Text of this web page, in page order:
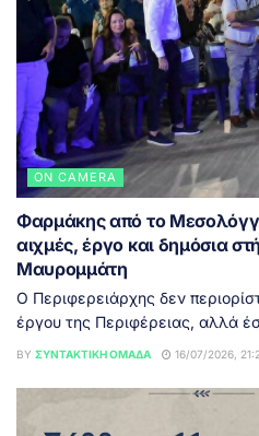
ON CAMERA
Φαρμάκης από το
αιχμές, έργο και δημόσια
Μαυρομμάτη
Ο Περιφερειάρχης δεν
έργου της Περιφέρειας, αλλά
BY ΣΥΝΤΑΚΤΙΚΉ ΟΜΆΔΑ 16/07/2026,